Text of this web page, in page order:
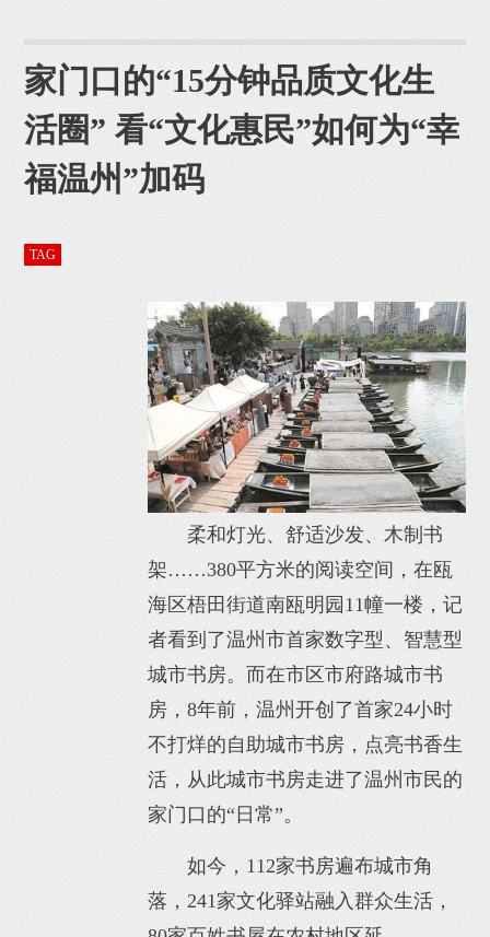
家门口的“15分钟品质文化生
活圈” 看“文化惠民”如何为“幸
福温州”加码
TAG
柔和灯光、舒适沙发、木制书
架……380平方米的阅读空间，在瓯
海区梧田街道南瓯明园11幢一楼，记
者看到了温州市首家数字型、智慧型
城市书房。而在市区市府路城市书
房，8年前，温州开创了首家24小时
不打烊的自助城市书房，点亮书香生
活，从此城市书房走进了温州市民的
家门口的“日常”。
如今，112家书房遍布城市角
落，241家文化驿站融入群众生活，